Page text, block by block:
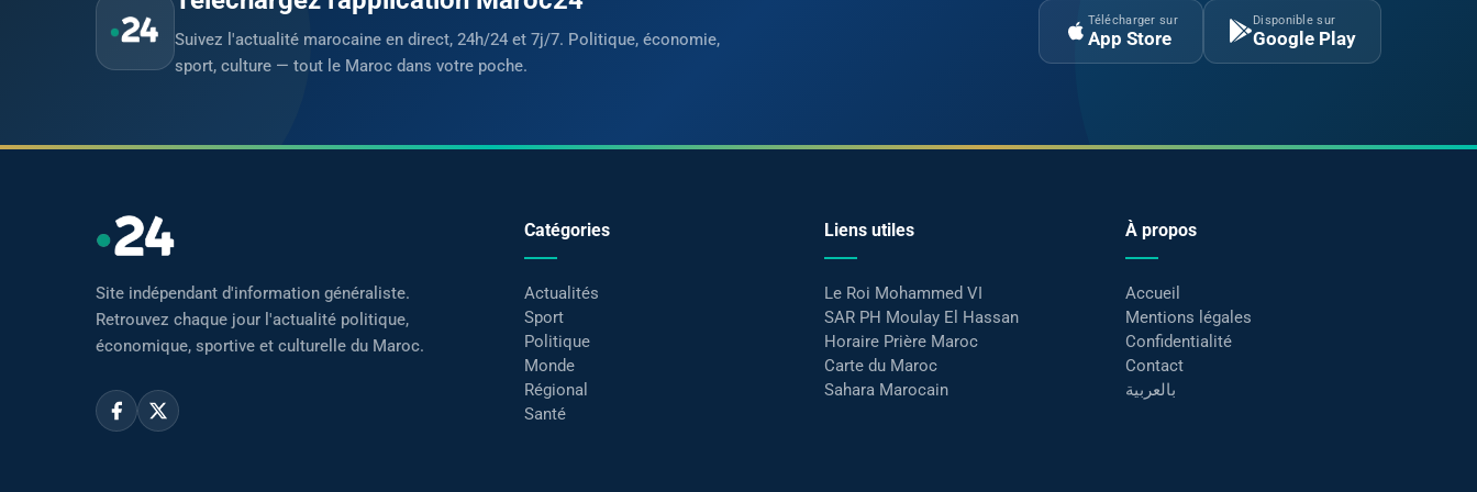
Suivez l'actualité marocaine en direct, 24h/24 et 7j/7. Politique, économie,
sport, culture — tout le Maroc dans votre poche.
Télécharger sur
App Store
Disponible sur
Google Play
Site indépendant d'information généraliste.
Retrouvez chaque jour l'actualité politique,
économique, sportive et culturelle du Maroc.
Catégories
Actualités
Sport
Politique
Monde
Régional
Santé
Liens utiles
Le Roi Mohammed VI
SAR PH Moulay El Hassan
Horaire Prière Maroc
Carte du Maroc
Sahara Marocain
À propos
Accueil
Mentions légales
Confidentialité
Contact
بالعربية